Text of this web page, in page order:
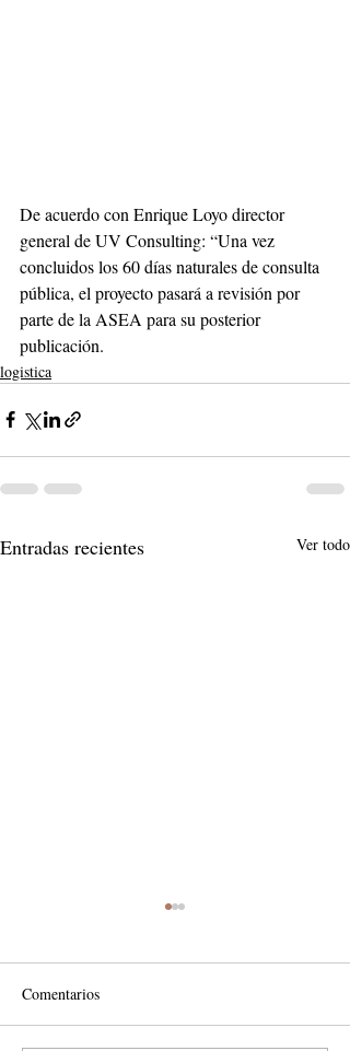
De acuerdo con Enrique Loyo director
general de UV Consulting: “Una vez
concluidos los 60 días naturales de consulta
pública, el proyecto pasará a revisión por
parte de la ASEA para su posterior
publicación.
logistica
Entradas recientes Ver todo
Comentarios